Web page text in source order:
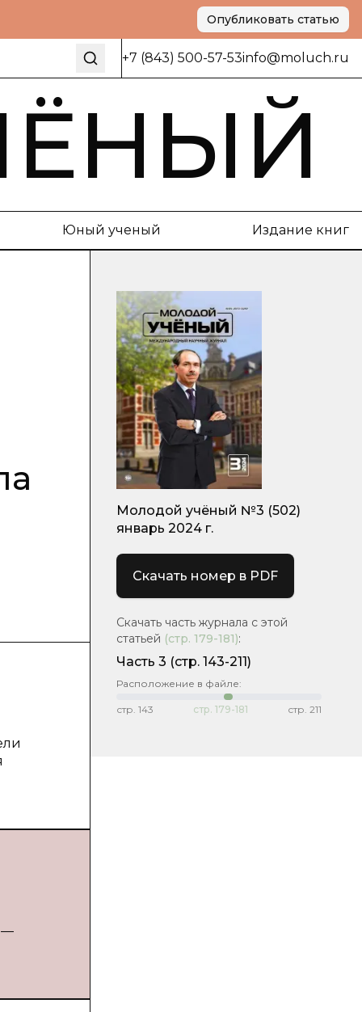
Опубликовать статью
+7 (843) 500-57-53info@moluch.ru
Юный ученый Издание книг
—
Молодой учёный №3 (502)
январь 2024 г.
Скачать номер в PDF
Скачать часть журнала с этой
статьей (стр. 179-181):
Часть 3 (стр. 143-211)
Расположение в файле:
стр. 143 стр. 179-181 стр. 211